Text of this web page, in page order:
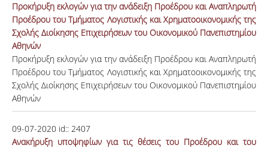
Προκήρυξη εκλογών για την ανάδειξη Προέδρου και Αναπληρωτή
Προέδρου του Τμήματος Λογιστικής και Χρηματοοικονομικής της
Σχολής Διοίκησης Επιχειρήσεων του Οικονομικού Πανεπιστημίου
Αθηνών
Προκήρυξη εκλογών για την ανάδειξη Προέδρου και Αναπληρωτή
Προέδρου του Τμήματος Λογιστικής και Χρηματοοικονομικής της
Σχολής Διοίκησης Επιχειρήσεων του Οικονομικού Πανεπιστημίου
Αθηνών
09-07-2020 id:: 2407
Ανακήρυξη υποψηφίων για τις θέσεις του Προέδρου και του